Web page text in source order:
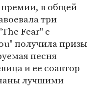
премии, в общей
три
Fear" с
получила призы
песня
и ее соавтор
лучшими